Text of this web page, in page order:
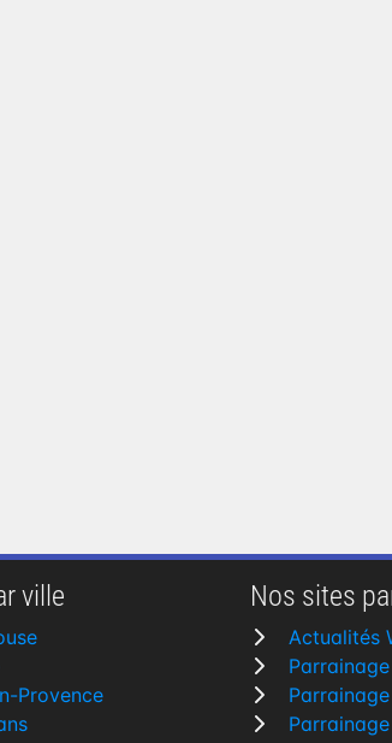
ville
Provence
Nos sites
Actualités
Parrainage